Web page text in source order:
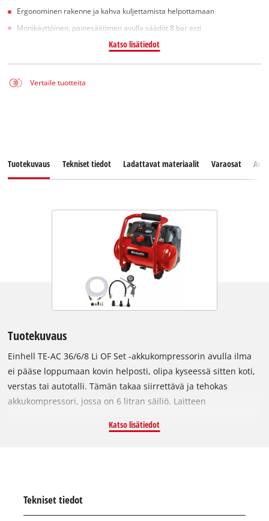
Ergonominen rakenne ja kahva kuljettamista helpottamaan
Monikäyttöinen, painesäätimen avulla säädöt 8 bar asti
Katso lisätiedot
Vertaile tuotteita
Tuotekuvaus Tekniset tiedot Ladattavat materiaalit Varaosat
Tuotekuvaus
Einhell TE-AC 36/6/8 Li OF Set -akkukompressorin avulla ilma
ei pääse loppumaan kovin helposti, olipa kyseessä sitten koti,
verstas tai autotalli. Tämän takaa siirrettävä ja tehokas
akkukompressori, jossa on 6 litran säiliö. Laitteen
voidaan käyttää järjestelmäperheen kaikissa laitteissa.
on kiinnitetty erityistä huomiota, tämän todistavat kuljetusta
Katso lisätiedot
Tekniset tiedot